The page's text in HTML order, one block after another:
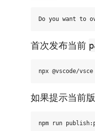
首次发布当前
如果提示当前